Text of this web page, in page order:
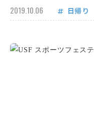
2019.10.06 日帰り